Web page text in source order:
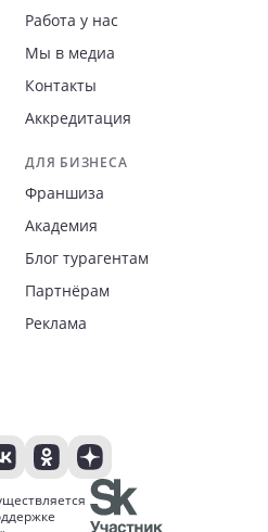
Работа у нас
Мы в медиа
Контакты
Аккредитация
ДЛЯ БИЗНЕСА
Франшиза
Академия
Блог турагентам
Партнёрам
Реклама